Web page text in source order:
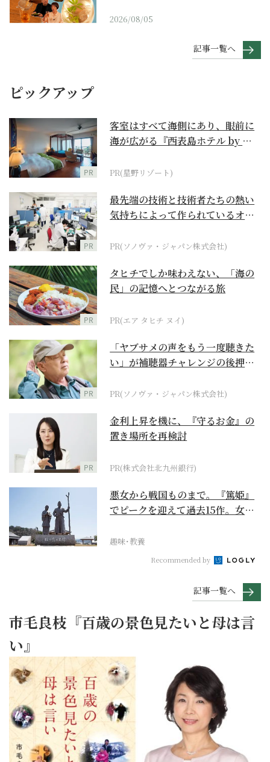
2026/08/05
記事一覧へ
ピックアップ
PR
客室はすべて海側にあり、眼前に
海が広がる『西表島ホテル by 星
PR(星野リゾート)
PR
最先端の技術と技術者たちの熱い
気持ちによって作られているオー
PR(ソノヴァ・ジャパン株式会社)
PR
タヒチでしか味わえない、「海の
民」の記憶へとつながる旅
PR(エア タヒチ ヌイ)
PR
「ヤブサメの声をもう一度聴きた
い」が補聴器チャレンジの後押し
PR(ソノヴァ・ジャパン株式会社)
PR
金利上昇を機に、『守るお金』の
置き場所を再検討
PR(株式会社北九州銀行)
悪女から戦国ものまで。『篤姫』
でピークを迎えて過去15作。女性
趣味･教養
Recommended by
記事一覧へ
市毛良枝『百歳の景色見たいと母は言
い』